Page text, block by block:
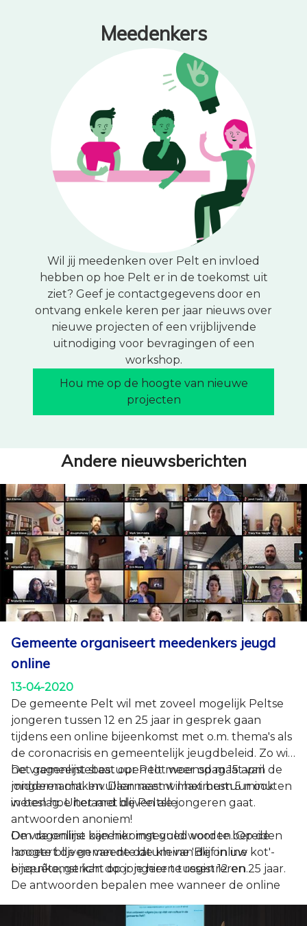
Meedenkers
Wil jij meedenken over Pelt en invloed
hebben op hoe Pelt er in de toekomst uit
ziet? Geef je contactgegevens door en
ontvang enkele keren per jaar nieuws over
nieuwe projecten of een vrijblijvende
uitnodiging voor bevragingen of een
workshop.
Hou me op de hoogte van nieuwe
projecten
Andere nieuwsberichten
Gemeente organiseert meedenkers jeugd
online
13-04-2020
De gemeente Pelt wil met zoveel mogelijk Peltse
jongeren tussen 12 en 25 jaar in gesprek gaan
tijdens een online bijeenkomst met o.m. thema's als
de coronacrisis en gemeentelijk jeugdbeleid. Zo wil
het gemeentebestuur Pelt meer op maat van de
jongeren maken. Daarnaast wil het bestuur ook
weten hoe het met de Peltse jongeren gaat.
Om de online bijeenkomst goed voor te bereiden
lanceert de gemeente de kleine 'Blijf in uw kot'-
enquête, gericht op jongeren tussen 12 en 25 jaar.
De antwoorden bepalen mee wanneer de online
bijeenkomst plaats vindt en waarover de gemeente
tijdens de online bijeenkomst met de Peltse
De vragenlijst staat open tot woensdag 15 april
middernacht. Invullen neemt maximum 5 minuten
in beslag. Uiteraard blijven alle
antwoorden anoniem!
De vragenlijst kan hier ingevuld worden. Op de
hoogte blijven van de datum van de online
bijeenkomst kan door je hier te registreren.
Voor bijkomende info kan je terecht bij
medewerker Greet Sleurs